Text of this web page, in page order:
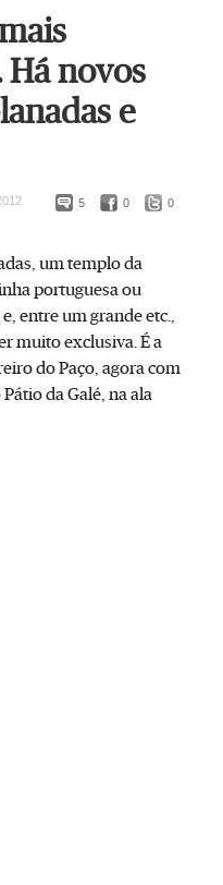
Há novos
e
5 0 0
um templo da
portuguesa ou
entre um grande etc.,
muito exclusiva. É a
do Paço, agora com
da Galé, na ala